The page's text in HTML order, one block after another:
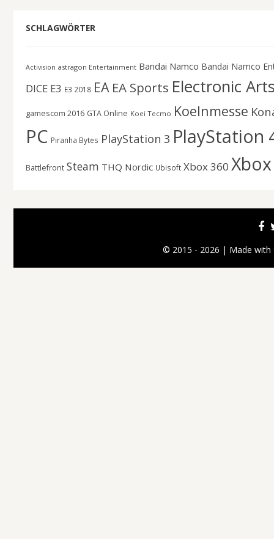
SCHLAGWÖRTER
Activision astragon Entertainment Bandai Namco Bandai Namco
DICE E3 E3 2018 EA EA Sports Electronic
gamescom 2016 GTA Online Koei Tecmo Koelnmesse
PC Piranha Bytes PlayStation 3 PlayStation
Battlefront Steam THQ Nordic Ubisoft Xbox 360
© 2015 - 2026 | Made